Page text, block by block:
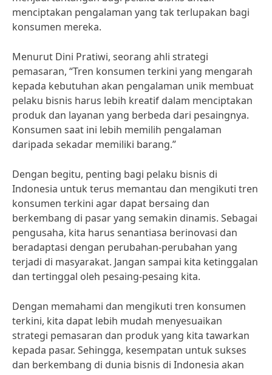
menciptakan pengalaman yang tak terlupakan bagi
konsumen mereka.
Menurut Dini Pratiwi, seorang ahli strategi
pemasaran, “Tren konsumen terkini yang mengarah
kepada kebutuhan akan pengalaman unik membuat
pelaku bisnis harus lebih kreatif dalam menciptakan
produk dan layanan yang berbeda dari pesaingnya.
Konsumen saat ini lebih memilih pengalaman
daripada sekadar memiliki barang.”
Dengan begitu, penting bagi pelaku bisnis di
Indonesia untuk terus memantau dan mengikuti tren
konsumen terkini agar dapat bersaing dan
berkembang di pasar yang semakin dinamis. Sebagai
pengusaha, kita harus senantiasa berinovasi dan
beradaptasi dengan perubahan-perubahan yang
terjadi di masyarakat. Jangan sampai kita ketinggalan
dan tertinggal oleh pesaing-pesaing kita.
Dengan memahami dan mengikuti tren konsumen
terkini, kita dapat lebih mudah menyesuaikan
strategi pemasaran dan produk yang kita tawarkan
kepada pasar. Sehingga, kesempatan untuk sukses
dan berkembang di dunia bisnis di Indonesia akan